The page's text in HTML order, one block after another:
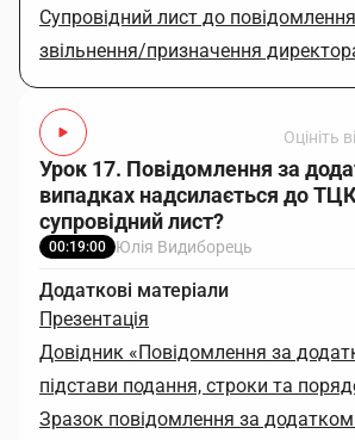
Супровідний лист до
звільнення/призначення
Оцініть
Урок 17. Повідомлення за
випадках надсилається до
супровідний лист?
00:19:00 Юлія Видиборець
Додаткові матеріали
Презентація
Довідник «Повідомлення за
підстави подання, строки та
Зразок повідомлення за додатком